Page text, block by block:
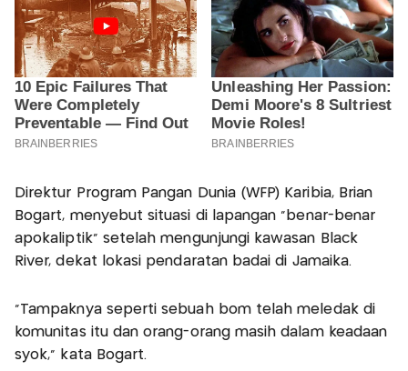
Direktur Program Pangan Dunia (WFP) Karibia, Brian
Bogart, menyebut situasi di lapangan “benar-benar
apokaliptik” setelah mengunjungi kawasan Black
River, dekat lokasi pendaratan badai di Jamaika.
“Tampaknya seperti sebuah bom telah meledak di
komunitas itu dan orang-orang masih dalam keadaan
syok,” kata Bogart.